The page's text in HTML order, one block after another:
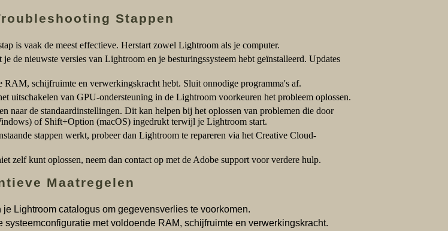
Stappen
is vaak de meest effectieve. Herstart zowel Lightroom als je computer.
je de nieuwste versies van Lightroom en je besturingssysteem hebt geïnstalleerd. Updates
RAM, schijfruimte en verwerkingskracht hebt. Sluit onnodige programma's af.
uitschakelen van GPU-ondersteuning in de Lightroom voorkeuren het probleem oplossen.
naar de standaardinstellingen. Dit kan helpen bij het oplossen van problemen die door
of Shift+Option (macOS) ingedrukt terwijl je Lightroom start.
stappen werkt, probeer dan Lightroom te repareren via het Creative Cloud-
zelf kunt oplossen, neem dan contact op met de Adobe support voor verdere hulp.
Maatregelen
Lightroom catalogus om gegevensverlies te voorkomen.
systeemconfiguratie met voldoende RAM, schijfruimte en verwerkingskracht.